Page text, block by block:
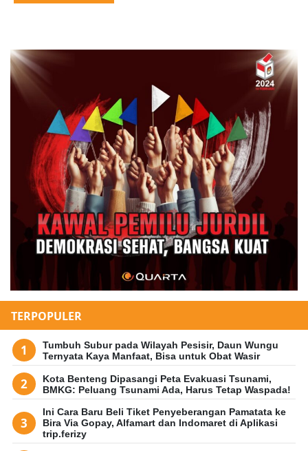
TERPOPULER
Tumbuh Subur pada Wilayah Pesisir, Daun Wungu
Ternyata Kaya Manfaat, Bisa untuk Obat Wasir
Kota Benteng Dipasangi Peta Evakuasi Tsunami,
BMKG: Peluang Tsunami Ada, Harus Tetap Waspada!
Ini Cara Baru Beli Tiket Penyeberangan Pamatata ke
Bira Via Gopay, Alfamart dan Indomaret di Aplikasi
trip.ferizy